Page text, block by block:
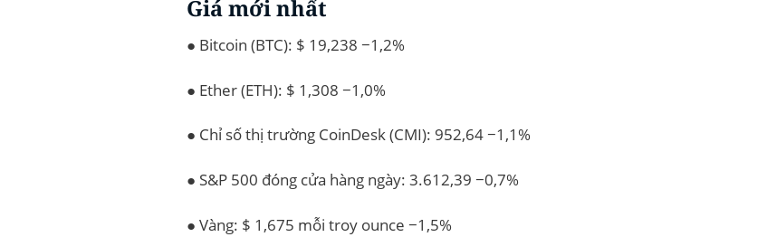
Giá mới nhất
● Bitcoin (BTC): $ 19,238 −1,2%
● Ether (ETH): $ 1,308 −1,0%
● Chỉ số thị trường CoinDesk (CMI): 952,64 −1,1%
● S&P 500 đóng cửa hàng ngày: 3.612,39 −0,7%
● Vàng: $ 1,675 mỗi troy ounce −1,5%